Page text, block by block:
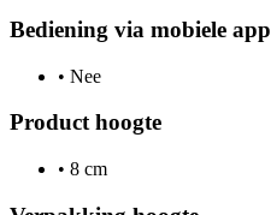
Bediening via mobiele app
• Nee
Product hoogte
• 8 cm